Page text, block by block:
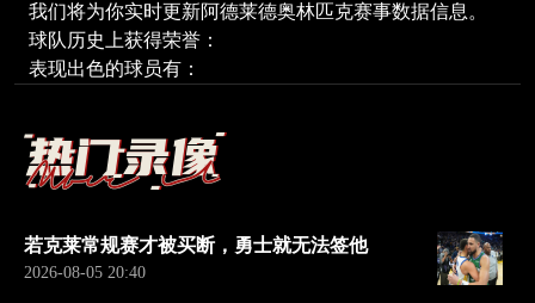
我们将为你实时更新阿德莱德奥林匹克赛事数据信息。
球队历史上获得荣誉：
表现出色的球员有：
若克莱常规赛才被买断，勇士就无法签他
2026-08-05 20:40